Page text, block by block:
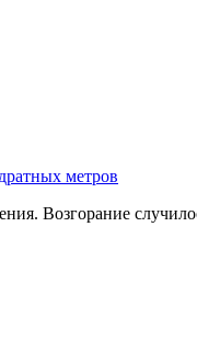
метров
Возгорание